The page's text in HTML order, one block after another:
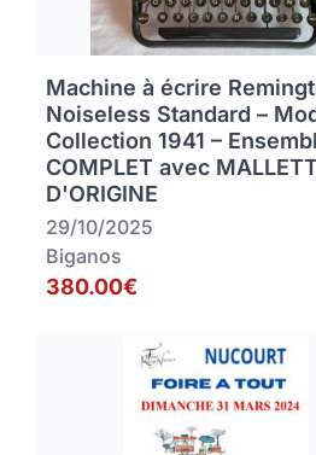
Machine à écrire
Noiseless Standard –
Collection 1941 –
COMPLET avec
D'ORIGINE
29/10/2025
Biganos
380.00€